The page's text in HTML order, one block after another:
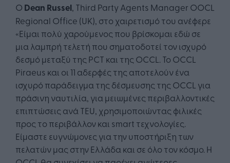
O Dean Russel, Third Party Agents Manager OOCL
Regional Office (UK), στο χαιρετισμό του ανέφερε
«Είμαι πολύ χαρούμενος που βρίσκομαι εδώ σε
μια λαμπρή τελετή που σηματοδοτεί τον ισχυρό
δεσμό μεταξύ της PCT και της OCCL. Το OCCL
Piraeus και οι 11 αδερφές της αποτελούν ένα
ισχυρό παράδειγμα της δέσμευσης της OCCL για
πράσινη ναυτιλία, για μειωμένες περιβαλλοντικές
επιπτώσεις ανά TEU, χρησιμοποιώντας φιλικές
προς το περιβάλλον και smart τεχνολογίες.
Είμαστε ευγνώμονες για την υποστήριξη των
πελατών μας στην Ελλάδα και σε όλο τον κόσμο. Η